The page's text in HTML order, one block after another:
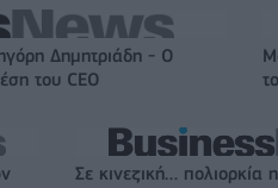
Δημητριάδη - Ο
του CEO
Σε κινεζική… πολιορκία